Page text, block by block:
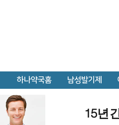
하나약국홈 남성발기제
15년